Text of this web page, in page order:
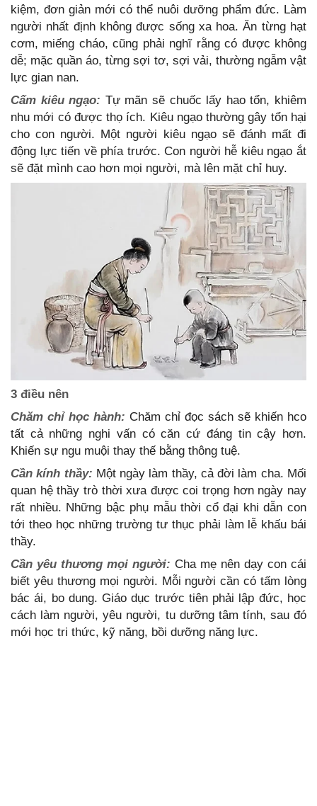
kiệm, đơn giản mới có thể nuôi dưỡng phẩm đức. Làm
người nhất định không được sống xa hoa. Ăn từng hạt
cơm, miếng cháo, cũng phải nghĩ rằng có được không
dễ; mặc quần áo, từng sợi tơ, sợi vải, thường ngẫm vật
lực gian nan.
Cấm kiêu ngạo: Tự mãn sẽ chuốc lấy hao tổn, khiêm
nhu mới có được thọ ích. Kiêu ngạo thường gây tổn hại
cho con người. Một người kiêu ngạo sẽ đánh mất đi
động lực tiến về phía trước. Con người hễ kiêu ngạo ắt
sẽ đặt mình cao hơn mọi người, mà lên mặt chỉ huy.
3 điều nên
Chăm chỉ học hành: Chăm chỉ đọc sách sẽ khiến hco
tất cả những nghi vấn có căn cứ đáng tin cậy hơn.
Khiến sự ngu muội thay thế bằng thông tuệ.
Cần kính thầy: Một ngày làm thầy, cả đời làm cha. Mối
quan hệ thầy trò thời xưa được coi trọng hơn ngày nay
rất nhiều. Những bậc phụ mẫu thời cổ đại khi dẫn con
tới theo học những trường tư thục phải làm lễ khấu bái
thầy.
Cần yêu thương mọi người: Cha mẹ nên dạy con cái
biết yêu thương mọi người. Mỗi người cần có tấm lòng
bác ái, bo dung. Giáo dục trước tiên phải lập đức, học
cách làm người, yêu người, tu dưỡng tâm tính, sau đó
mới học tri thức, kỹ năng, bồi dưỡng năng lực.